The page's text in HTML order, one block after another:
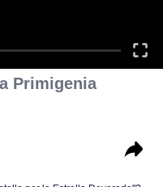
Primigenia